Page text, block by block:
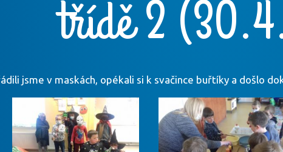
třídě 2
jsme v maskách, opékali si k svačince buřtíky a došlo